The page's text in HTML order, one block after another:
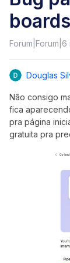
boards
Douglas
Não consigo
fica
pra página
gratuita pra